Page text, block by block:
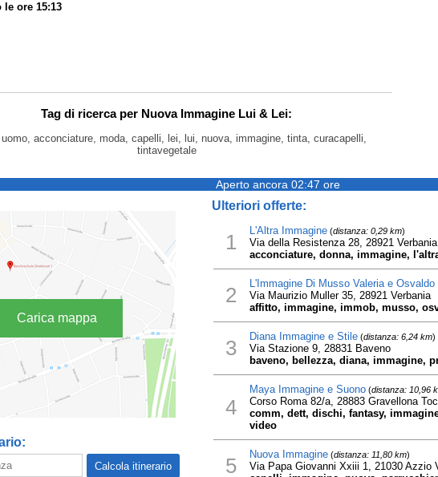
le ore 15:13
Tag di ricerca per Nuova Immagine Lui & Lei:
acconciature, moda, capelli, lei, lui, nuova, immagine, tinta, curacapelli,
tintavegetale
Aperto ancora 02:47 ore
Carica mappa
Ulteriori offerte:
1 L'Altra Immagine(distanza: 0,29 km)
Via della Resistenza 28, 28921 Verbania
acconciature, donna, immagine,
2 L'Immagine Di Musso Valeria e Osvaldo
Via Maurizio Muller 35, 28921 Verbania
affitto, immagine, immob, musso,
3 Diana Immagine e Stile(distanza: 6,24 km)
Via Stazione 9, 28831 Baveno
baveno, bellezza, diana, immagine,
4
Maya Immagine e Suono(distanza: 10,96
Corso Roma 82/a, 28883 Gravellona
comm, dett, dischi, fantasy,
video
5 Nuova Immagine(distanza: 11,80 km)
Via Papa Giovanni Xxiii 1, 21030 Azzio